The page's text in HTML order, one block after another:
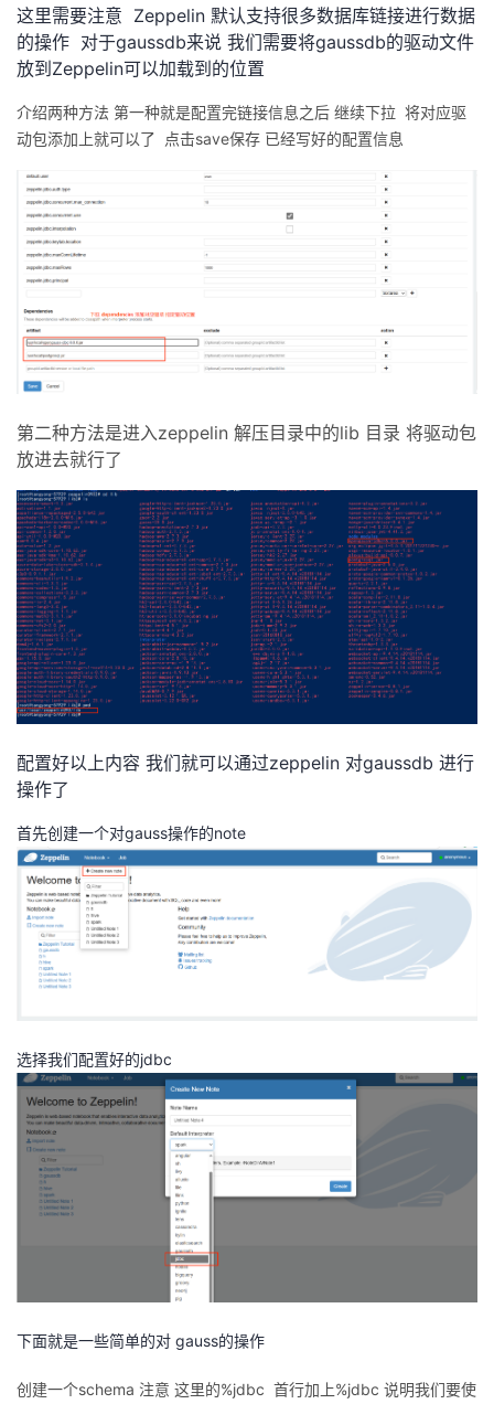
这里需要注意 Zeppelin 默认支持很多数据库链接进行数据
的操作 对于gaussdb来说 我们需要将gaussdb的驱动文件
放到Zeppelin可以加载到的位置
介绍两种方法 第一种就是配置完链接信息之后 继续下拉 将对应驱
动包添加上就可以了 点击save保存 已经写好的配置信息
第二种方法是进入zeppelin 解压目录中的lib 目录 将驱动包
放进去就行了
配置好以上内容 我们就可以通过zeppelin 对gaussdb 进行
操作了
首先创建一个对gauss操作的note
选择我们配置好的jdbc
下面就是一些简单的对 gauss的操作
创建一个schema 注意 这里的%jdbc 首行加上%jdbc 说明我们要使